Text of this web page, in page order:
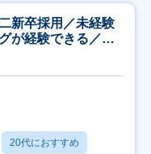
新卒採用／未経験
が経験できる／研
20代におすすめ